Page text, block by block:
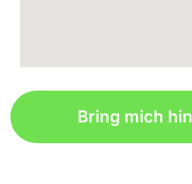
Bring mich hin